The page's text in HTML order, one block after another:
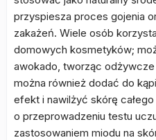
przyspiesza proces gojenia
zakażeń. Wiele osób
domowych kosmetyków;
awokado, tworząc
można również dodać do
efekt i nawilżyć skórę
o przeprowadzeniu testu
zastosowaniem miodu na